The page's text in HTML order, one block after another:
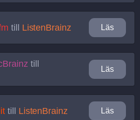
till ListenBrainz Läs
till
Läs
till ListenBrainz Läs